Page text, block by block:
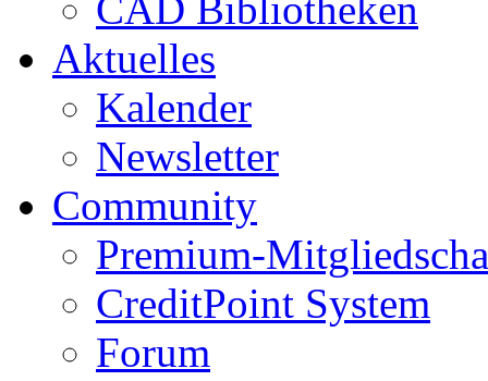
Aktuelles
Kalender
Newsletter
Community
Premium-
CreditPoint System
Forum